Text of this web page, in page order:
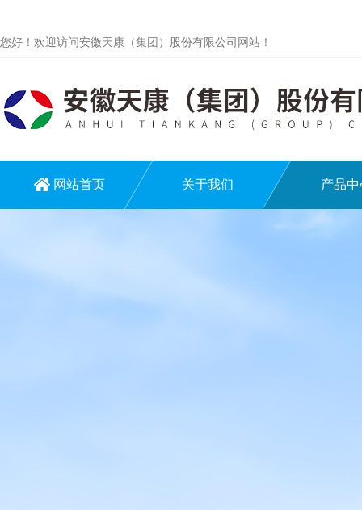
您好！欢迎访问安徽天康（集团）股份有限公司网站！
网站首页 关于我们 产品中